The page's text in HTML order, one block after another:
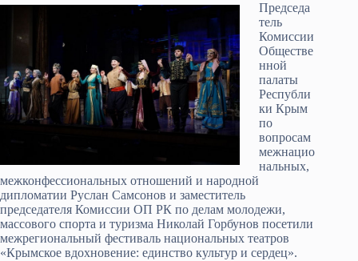
Председа
тель
Комиссии
Обществе
нной
палаты
Республи
ки Крым
по
вопросам
межнацио
нальных,
межконфессиональных отношений и народной
дипломатии Руслан Самсонов и заместитель
председателя Комиссии ОП РК по делам молодежи,
массового спорта и туризма Николай Горбунов посетили
межрегиональный фестиваль национальных театров
«Крымское вдохновение: единство культур и сердец».